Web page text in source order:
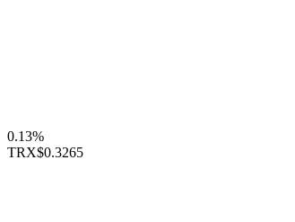
0.13%
TRX$0.3265